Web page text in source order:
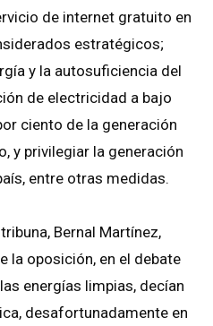
de internet gratuito en
estratégicos;
y la autosuficiencia del
de electricidad a bajo
ciento de la generación
y privilegiar la generación
entre otras medidas.
Bernal Martínez,
la oposición, en el debate
energías limpias, decían
desafortunadamente en